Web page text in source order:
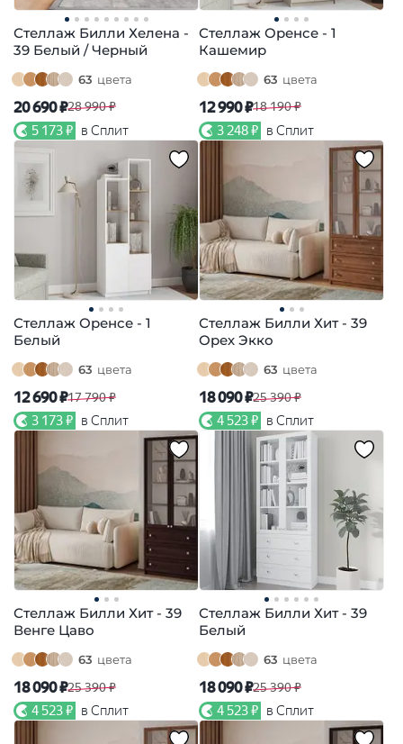
Стеллаж Билли Хелена -
39 Белый / Черный
63 цвета
20 690 ₽28 990 ₽
5 173 ₽ в Сплит
Стеллаж Оренсе - 1
Кашемир
63 цвета
12 990 ₽18 190 ₽
3 248 ₽ в Сплит
Стеллаж Оренсе - 1
Белый
63 цвета
12 690 ₽17 790 ₽
3 173 ₽ в Сплит
Стеллаж Билли Хит - 39
Орех Экко
63 цвета
18 090 ₽25 390 ₽
4 523 ₽ в Сплит
Стеллаж Билли Хит - 39
Венге Цаво
63 цвета
18 090 ₽25 390 ₽
4 523 ₽ в Сплит
Стеллаж Билли Хит - 39
Белый
63 цвета
18 090 ₽25 390 ₽
4 523 ₽ в Сплит